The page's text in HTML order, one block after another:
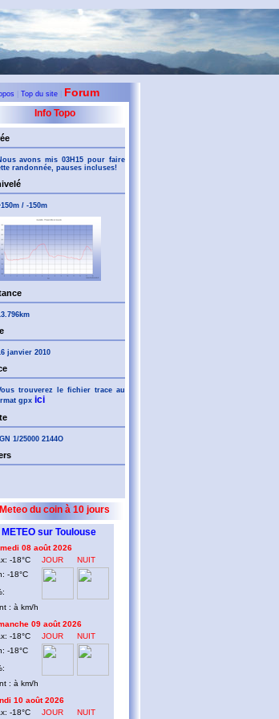
Top du site| Forum
Info Topo
avons mis 03H15 pour faire
randonnée, pauses incluses!
/ -150m
janvier 2010
trouverez le fichier trace au
gpx ici
IGN 1/25000 2144O
Meteo du coin à 10 jours
METEO sur Toulouse
08 août 2026
-18°C
JOUR
NUIT
-18°C
: à km/h
09 août 2026
-18°C
JOUR
NUIT
-18°C
: à km/h
10 août 2026
-18°C
JOUR NUIT